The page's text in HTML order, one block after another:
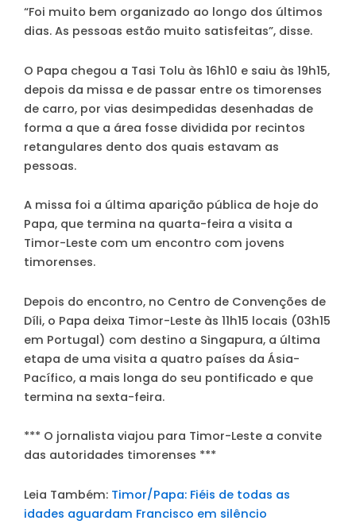
“Foi muito bem organizado ao longo dos últimos
dias. As pessoas estão muito satisfeitas”, disse.
O Papa chegou a Tasi Tolu às 16h10 e saiu às 19h15,
depois da missa e de passar entre os timorenses
de carro, por vias desimpedidas desenhadas de
forma a que a área fosse dividida por recintos
retangulares dento dos quais estavam as
pessoas.
A missa foi a última aparição pública de hoje do
Papa, que termina na quarta-feira a visita a
Timor-Leste com um encontro com jovens
timorenses.
Depois do encontro, no Centro de Convenções de
Díli, o Papa deixa Timor-Leste às 11h15 locais (03h15
em Portugal) com destino a Singapura, a última
etapa de uma visita a quatro países da Ásia-
Pacífico, a mais longa do seu pontificado e que
termina na sexta-feira.
*** O jornalista viajou para Timor-Leste a convite
das autoridades timorenses ***
Leia Também: Timor/Papa: Fiéis de todas as
idades aguardam Francisco em silêncio